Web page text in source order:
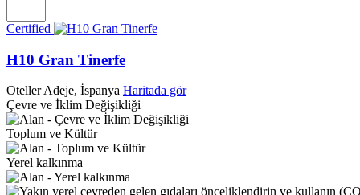
Certified
H10 Gran Tinerfe
Oteller Adeje, İspanya Haritada gör
Çevre ve İklim Değişikliği
Toplum ve Kültür
Yerel kalkınma